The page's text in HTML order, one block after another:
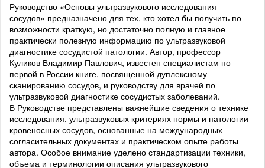
Руководство «Основы ультразвукового исследования
сосудов» предназначено для тех, кто хотел бы получить по
возможности краткую, но достаточно полную и главное
практически полезную информацию по ультразвуковой
диагностике сосудистой патологии. Автор, профессор
Куликов Владимир Павлович, известен специалистам по
первой в России книге, посвященной дуплексному
сканированию сосудов, и руководству для врачей по
ультразвуковой диагностике сосудистых заболеваний.
В Руководстве представлены важнейшие сведения о технике
исследования, ультразвуковых критериях нормы и патологии
кровеносных сосудов, основанные на международных
согласительных документах и практическом опыте работы
автора. Особое внимание уделено стандартизации техники,
объема и терминологии описания ультразвукового